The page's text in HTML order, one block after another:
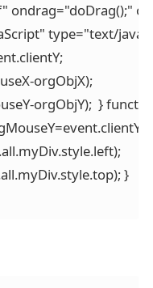
ondrag="doDrag();"
type="text/
orgObjX);
orgObjY);  }
}